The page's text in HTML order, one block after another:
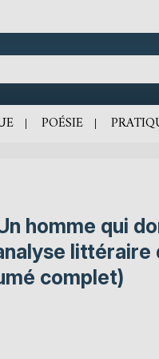
POÉSIE
homme qui
littéraire
complet)